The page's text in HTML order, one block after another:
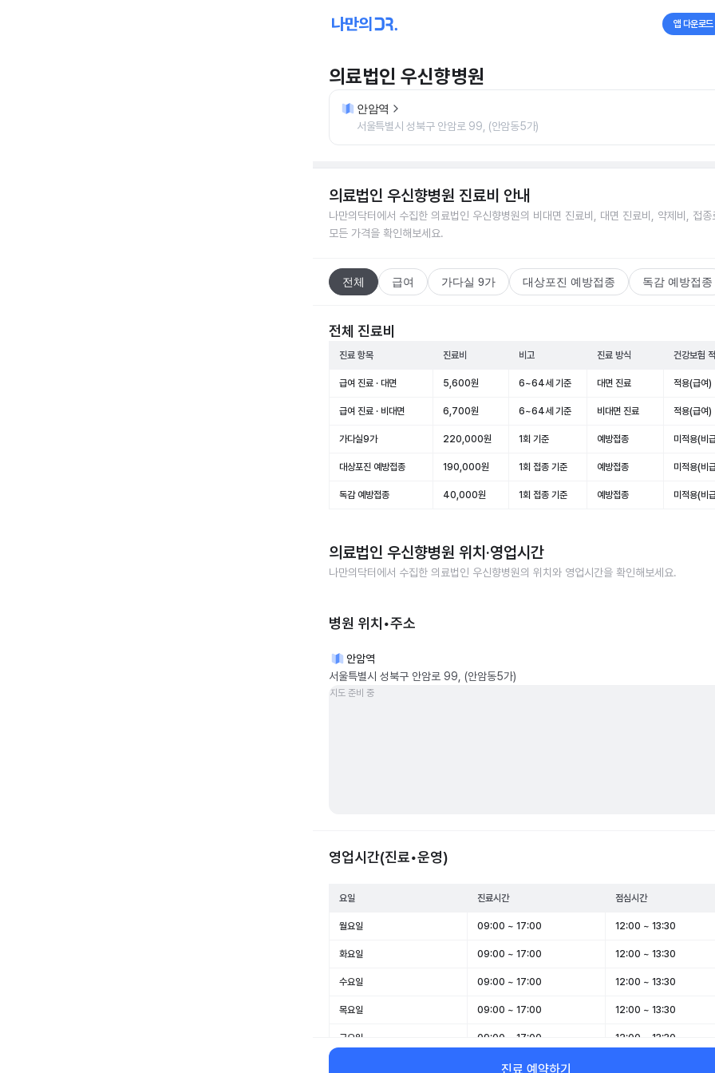
앱 다운로드
의료법인 우신향병원
안암역
서울특별시 성북구 안암로 99, (안암동5가)
의료법인 우신향병원 진료비 안내
나만의닥터에서 수집한 의료법인 우신향병원의 비대면 진료비, 대면 진료비, 약제비, 접종
모든 가격을 확인해보세요.
전체 급여 가다실 9가 대상포진 예방접종 독감 예방접종
전체 진료비
진료 항목 진료비 비고 진료 방식 건강보험
급여 진료 · 대면 5,600원 6~64세 기준 대면 진료 적용(급여)
급여 진료 · 비대면 6,700원 6~64세 기준 비대면 진료 적용(급여)
가다실9가 220,000원 1회 기준 예방접종 미적용(비
대상포진 예방접종 190,000원 1회 접종 기준 예방접종 미적용(비
독감 예방접종 40,000원 1회 접종 기준 예방접종 미적용(비
의료법인 우신향병원 위치·영업시간
나만의닥터에서 수집한 의료법인 우신향병원의 위치와 영업시간을 확인해보세요.
병원 위치•주소
안암역
서울특별시 성북구 안암로 99, (안암동5가)
지도 준비 중
영업시간(진료•운영)
요일 진료시간 점심시간
월요일 09:00 ~ 17:00 12:00 ~ 13:30
화요일 09:00 ~ 17:00 12:00 ~ 13:30
수요일 09:00 ~ 17:00 12:00 ~ 13:30
목요일 09:00 ~ 17:00 12:00 ~ 13:30
금요일 09:00 ~ 17:00 12:00 ~ 13:30
09:00 ~ 11:30
진료 예약하기